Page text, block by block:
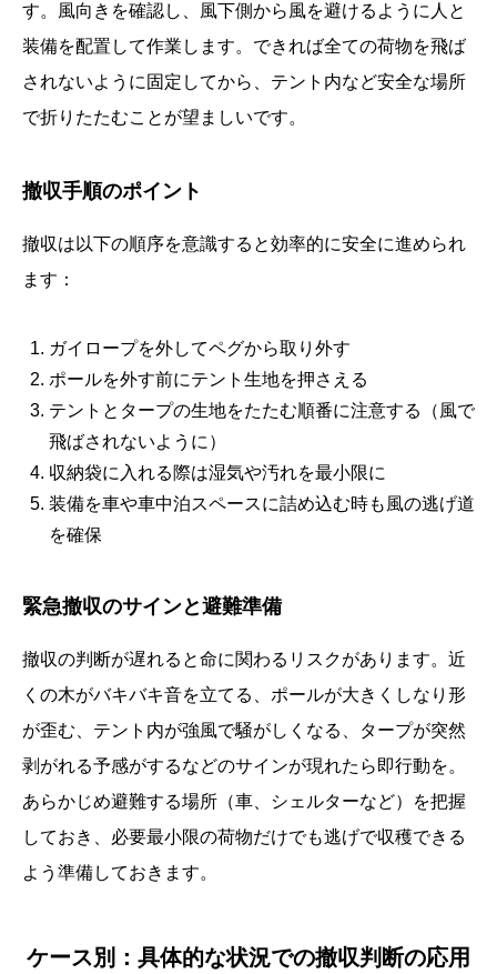
す。風向きを確認し、風下側から風を避けるように人と
装備を配置して作業します。できれば全ての荷物を飛ば
されないように固定してから、テント内など安全な場所
で折りたたむことが望ましいです。
撤収手順のポイント
撤収は以下の順序を意識すると効率的に安全に進められ
ます：
ガイロープを外してペグから取り外す
ポールを外す前にテント生地を押さえる
テントとタープの生地をたたむ順番に注意する（風で
飛ばされないように）
収納袋に入れる際は湿気や汚れを最小限に
装備を車や車中泊スペースに詰め込む時も風の逃げ道
を確保
緊急撤収のサインと避難準備
撤収の判断が遅れると命に関わるリスクがあります。近
くの木がバキバキ音を立てる、ポールが大きくしなり形
が歪む、テント内が強風で騒がしくなる、タープが突然
剥がれる予感がするなどのサインが現れたら即行動を。
あらかじめ避難する場所（車、シェルターなど）を把握
しておき、必要最小限の荷物だけでも逃げで収穫できる
よう準備しておきます。
ケース別：具体的な状況での撤収判断の応用